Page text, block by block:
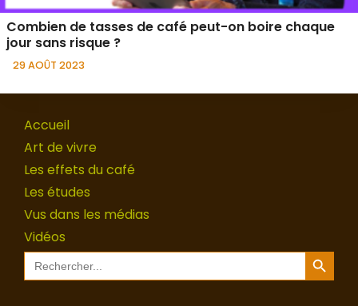
Combien de tasses de café peut-on boire chaque
jour sans risque ?
29 AOÛT 2023
Accueil
Art de vivre
Les effets du café
Les études
Vus dans les médias
Vidéos
Search
for:
Search Button